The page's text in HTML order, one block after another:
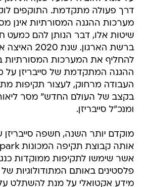
דרך פעולה מתקדמת. התוקפים
מערכות ההגנה המסורתיות אינן
שיטות אלו, דבר הנותן להם כמעט
ברשת הארגון.
להחליף את המערכות
ההגנה המתקדמת של סייבריזן
העבודה מרחוק, לעצור תקיפות
בקצב של העולם החדש" מסר ליאור
ומנכ"ל סייבריזן.
מוקדם יותר השנה, חשפה סייבריזן
אשר שימשו לתקיפות ממוקדות
פלסטינים באותם המתודולוגיות
מידע אקטואלי על מנת להשתלט